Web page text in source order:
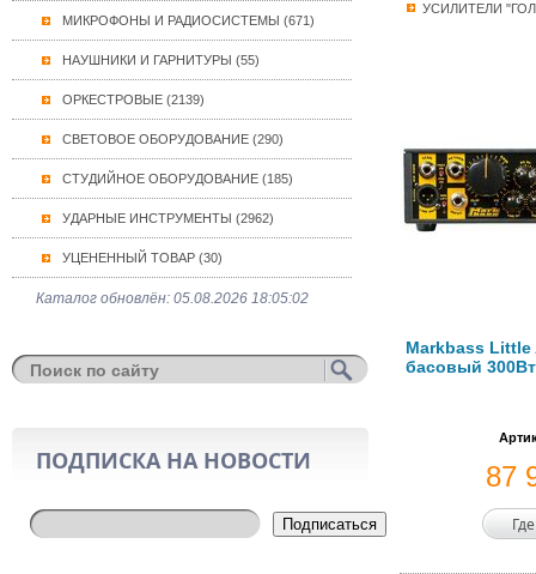
МИКРОФОНЫ И РАДИОСИСТЕМЫ (671)
НАУШНИКИ И ГАРНИТУРЫ (55)
ОРКЕСТРОВЫЕ (2139)
СВЕТОВОЕ ОБОРУДОВАНИЕ (290)
СТУДИЙНОЕ ОБОРУДОВАНИЕ (185)
УДАРНЫЕ ИНСТРУМЕНТЫ (2962)
УЦЕНЕННЫЙ ТОВАР (30)
Каталог обновлён: 05.08.2026 18:05:02
ПОДПИСКА НА НОВОСТИ
Подписаться
УСИЛИТЕЛИ
Markbass Little
басовый
87